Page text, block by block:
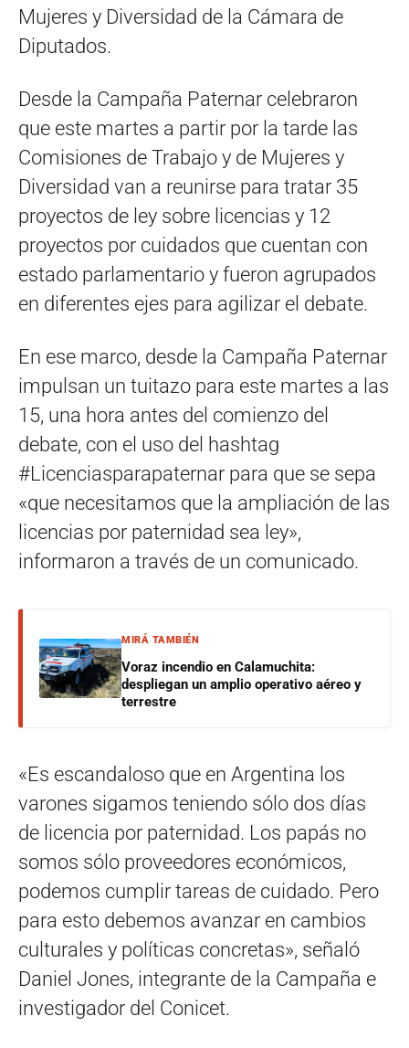
Mujeres y Diversidad de la Cámara de
Diputados.
Desde la Campaña Paternar celebraron
que este martes a partir por la tarde las
Comisiones de Trabajo y de Mujeres y
Diversidad van a reunirse para tratar 35
proyectos de ley sobre licencias y 12
proyectos por cuidados que cuentan con
estado parlamentario y fueron agrupados
en diferentes ejes para agilizar el debate.
En ese marco, desde la Campaña Paternar
impulsan un tuitazo para este martes a las
15, una hora antes del comienzo del
debate, con el uso del hashtag
#Licenciasparapaternar para que se sepa
«que necesitamos que la ampliación de las
licencias por paternidad sea ley»,
informaron a través de un comunicado.
MIRÁ TAMBIÉN
Voraz incendio en Calamuchita:
despliegan un amplio operativo aéreo y
terrestre
«Es escandaloso que en Argentina los
varones sigamos teniendo sólo dos días
de licencia por paternidad. Los papás no
somos sólo proveedores económicos,
podemos cumplir tareas de cuidado. Pero
para esto debemos avanzar en cambios
culturales y políticas concretas», señaló
Daniel Jones, integrante de la Campaña e
investigador del Conicet.